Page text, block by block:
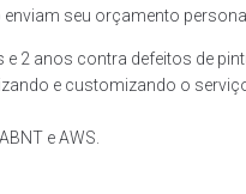
seu orçamento
2 anos contra defeitos de
e customizando o
e AWS.